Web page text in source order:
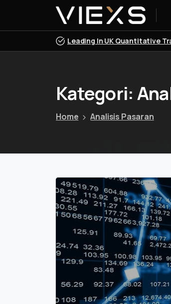
Leading In UK Quantitative
Kategori:
Home Analisis Pasaran